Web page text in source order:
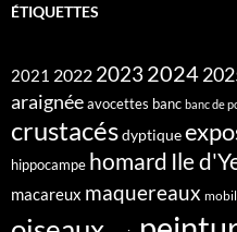
ÉTIQUETTES
2021 2022 20232024
araignéeavocettes banc banc de
crustacésdyptique
hippocampe homard Ile
macareux maquereaux